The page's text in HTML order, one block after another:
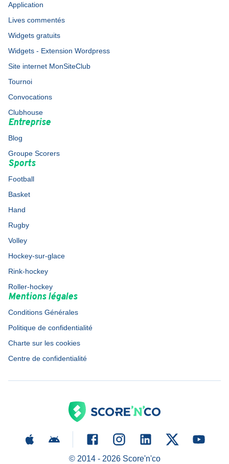
Application
Lives commentés
Widgets gratuits
Widgets - Extension Wordpress
Site internet MonSiteClub
Tournoi
Convocations
Clubhouse
Entreprise
Blog
Groupe Scorers
Sports
Football
Basket
Hand
Rugby
Volley
Hockey-sur-glace
Rink-hockey
Roller-hockey
Mentions légales
Conditions Générales
Politique de confidentialité
Charte sur les cookies
Centre de confidentialité
© 2014 - 2026Score'n'co